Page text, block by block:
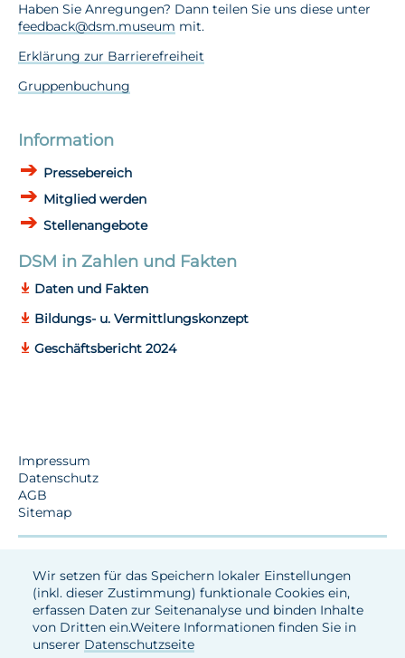
Wir setzen für das Speichern lokaler Einstellungen
(inkl. dieser Zustimmung) funktionale Cookies ein,
erfassen Daten zur Seitenanalyse und binden Inhalte
von Dritten ein.Weitere Informationen finden Sie in
unserer Datenschutzseite
Haben Sie Anregungen? Dann teilen Sie uns diese unter
feedback@dsm.museum mit.
Erklärung zur Barrierefreiheit
Gruppenbuchung
Information
Pressebereich
Mitglied werden
Stellenangebote
DSM in Zahlen und Fakten
Daten und Fakten
Bildungs- u. Vermittlungskonzept
Geschäftsbericht 2024
Impressum
Datenschutz
AGB
Sitemap